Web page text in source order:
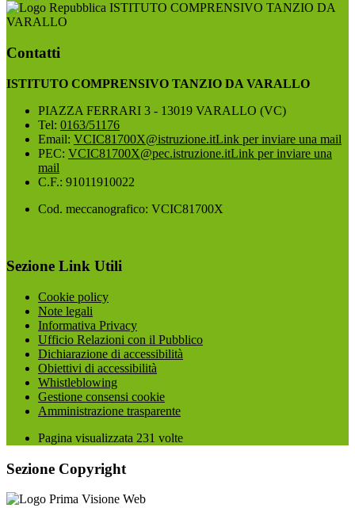
ISTITUTO COMPRENSIVO TANZIO DA
VARALLO
Contatti
ISTITUTO COMPRENSIVO TANZIO DA VARALLO
PIAZZA FERRARI 3 - 13019 VARALLO (VC)
Tel: 0163/51176
Email: VCIC81700X@istruzione.itLink per inviare una mail
PEC: VCIC81700X@pec.istruzione.itLink per inviare una
mail
C.F.: 91011910022
Cod. meccanografico: VCIC81700X
Sezione Link Utili
Cookie policy
Note legali
Informativa Privacy
Ufficio Relazioni con il Pubblico
Dichiarazione di accessibilità
Obiettivi di accessibilità
Whistleblowing
Gestione consensi cookie
Amministrazione trasparente
Pagina visualizzata 231 volte
Sezione Copyright